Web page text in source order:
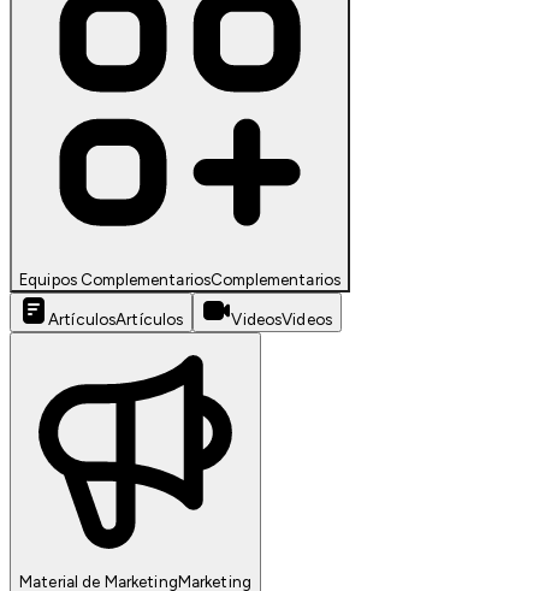
Equipos ComplementariosComplementarios
ArtículosArtículos VideosVideos
Material de MarketingMarketing